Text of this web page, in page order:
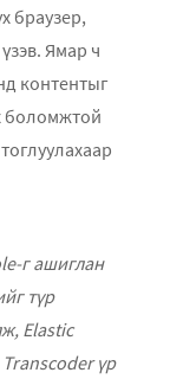
браузер,
Ямар ч
контентыг
боломжтой
тоглуулахаар
г ашиглан
түр
Elastic
үр